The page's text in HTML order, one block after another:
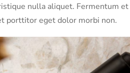
nulla aliquet. Fermentum et
porttitor eget dolor morbi non.